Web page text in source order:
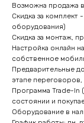
Возможна продажа
Скидка за комплект
оборудования)
Скидка за монтаж,
Настройка онлайн
собственное
Предварительные
этапе переговоров,
Программа Trade-In
состоянии и
Оборудование в